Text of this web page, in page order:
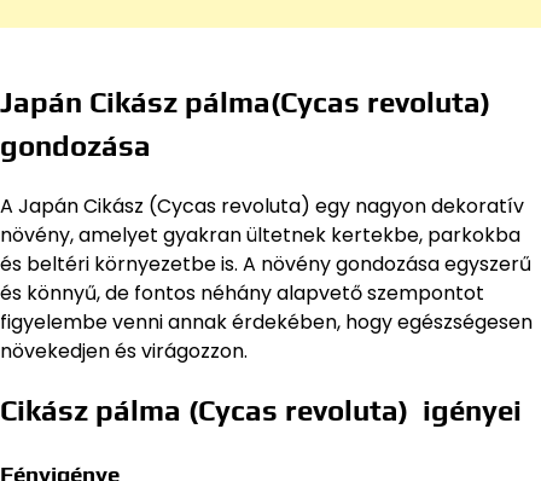
Japán Cikász pálma(Cycas revoluta)
gondozása
A Japán Cikász (Cycas revoluta) egy nagyon dekoratív
növény, amelyet gyakran ültetnek kertekbe, parkokba
és beltéri környezetbe is. A növény gondozása egyszerű
és könnyű, de fontos néhány alapvető szempontot
figyelembe venni annak érdekében, hogy egészségesen
növekedjen és virágozzon.
Cikász pálma (Cycas revoluta) igényei
Fényigénye